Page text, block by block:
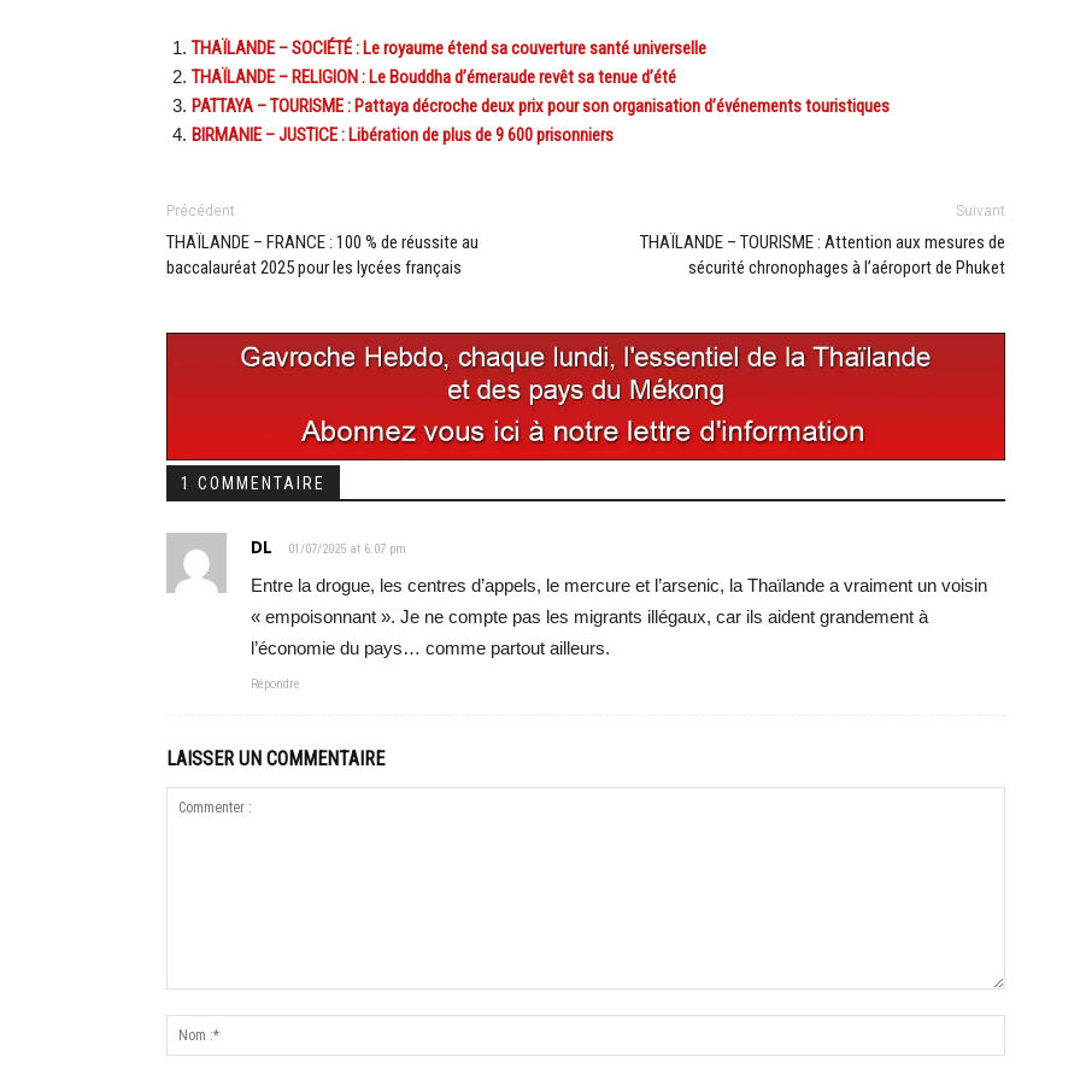
THAÏLANDE – SOCIÉTÉ : Le royaume étend sa couverture santé universelle
THAÏLANDE – RELIGION : Le Bouddha d’émeraude revêt sa tenue d’été
PATTAYA – TOURISME : Pattaya décroche deux prix pour son organisation d’événements touristiques
BIRMANIE – JUSTICE : Libération de plus de 9 600 prisonniers
Précédent
THAÏLANDE – FRANCE : 100 % de réussite au
baccalauréat 2025 pour les lycées français
Suivant
THAÏLANDE – TOURISME : Attention aux mesures de
sécurité chronophages à l’aéroport de Phuket
1 COMMENTAIRE
DL 01/07/2025 at 6:07 pm
Entre la drogue, les centres d’appels, le mercure et l’arsenic, la Thaïlande a vraiment un voisin
« empoisonnant ». Je ne compte pas les migrants illégaux, car ils aident grandement à
l’économie du pays… comme partout ailleurs.
Répondre
LAISSER UN COMMENTAIRE